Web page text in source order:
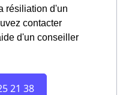
résiliation d'un
contacter
d'un conseiller